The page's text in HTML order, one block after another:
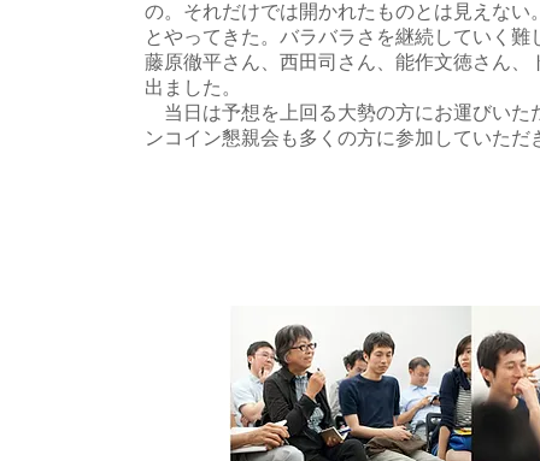
の。それだけでは開かれたものとは見えな
とやってきた。バラバラさを継続していく
藤原徹平さん、西田司さん、能作文徳さん
出ました。
当日は予想を上回る大勢の方にお運びいた
ンコイン懇親会も多くの方に参加していただ